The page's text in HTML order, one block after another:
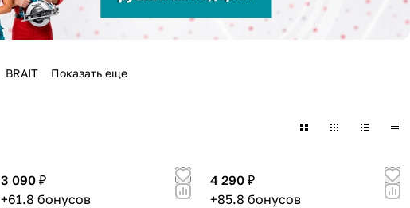
BRAIT Показать еще
3 090 ₽
+61.8 бонусов
4 290 ₽
+85.8 бонусов